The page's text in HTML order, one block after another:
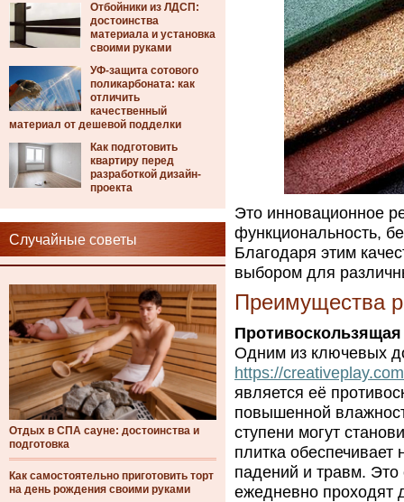
Отбойники из ЛДСП:
достоинства
материала и установка
своими руками
УФ-защита сотового
поликарбоната: как
отличить
качественный
материал от дешевой подделки
Как подготовить
квартиру перед
разработкой дизайн-
проекта
Случайные советы
Отдых в СПА сауне: достоинства и
подготовка
Как самостоятельно приготовить торт
на день рождения своими руками
Это инновационное
функциональность,
Благодаря этим
выбором для
Преимущества
Одним из ключевых
https://
является её
повышенной
ступени могут
плитка
падений и травм.
ежедневно проходят